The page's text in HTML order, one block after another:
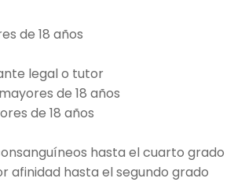
de 18 años
legal o tutor
de 18 años
de 18 años
hasta el cuarto grado
afinidad hasta el segundo grado